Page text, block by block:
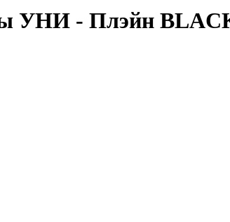
УНИ - Плэйн